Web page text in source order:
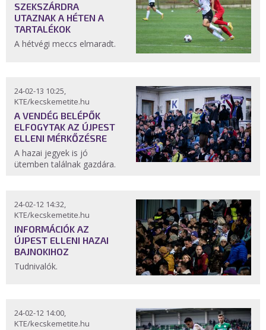
SZEKSZÁRDRA
UTAZNAK A HÉTEN A
TARTALÉKOK
A hétvégi meccs elmaradt.
24-02-13 10:25,
KTE/kecskemetite.hu
A VENDÉG BELÉPŐK
ELFOGYTAK AZ ÚJPEST
ELLENI MÉRKŐZÉSRE
A hazai jegyek is jó
ütemben találnak gazdára.
24-02-12 14:32,
KTE/kecskemetite.hu
INFORMÁCIÓK AZ
ÚJPEST ELLENI HAZAI
BAJNOKIHOZ
Tudnivalók.
24-02-12 14:00,
KTE/kecskemetite.hu